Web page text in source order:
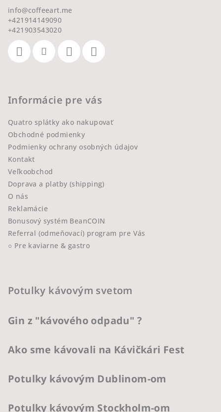
info@coffeeart.me
+421914149090
+421903543020
Informácie pre vás
Quatro splátky ako nakupovať
Obchodné podmienky
Podmienky ochrany osobných údajov
Kontakt
Veľkoobchod
Doprava a platby (shipping)
O nás
Reklamácie
Bonusový systém BeanCOIN
Referral (odmeňovací) program pre Vás
○ Pre kaviarne & gastro
Potulky kávovým svetom
Gin z "kávového odpadu" ?
Ako sme kávovali na Kávičkári Fest
Potulky kávovým Dublinom-om
Potulky kávovým Stockholm-om